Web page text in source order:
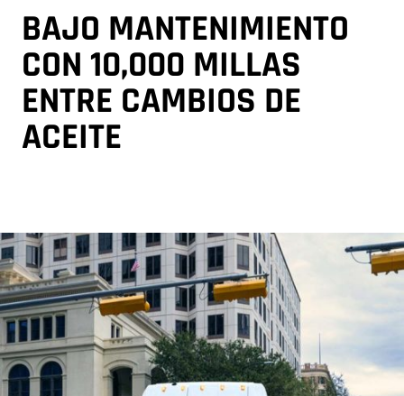
BAJO MANTENIMIENTO
CON 10,000 MILLAS
ENTRE CAMBIOS DE
ACEITE